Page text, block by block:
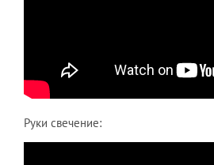
Руки свечение: